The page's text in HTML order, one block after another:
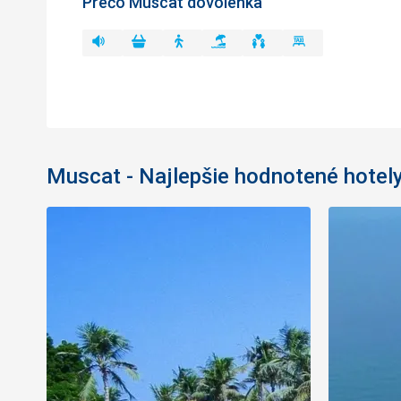
Muscat - Najlepšie hodnotené